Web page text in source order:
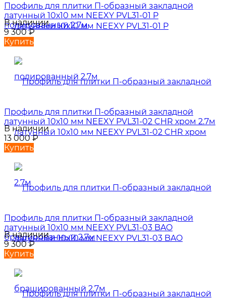
Профиль для плитки П-образный закладной
латунный 10х10 мм NEEXY PVL31-01 P
полированный 2.7м
В наличии
9 300₽
Купить
Профиль для плитки П-образный закладной
латунный 10х10 мм NEEXY PVL31-02 CHR хром 2.7м
В наличии
13 000₽
Купить
Профиль для плитки П-образный закладной
латунный 10х10 мм NEEXY PVL31-03 BAO
брашированный 2.7м
В наличии
9 300₽
Купить